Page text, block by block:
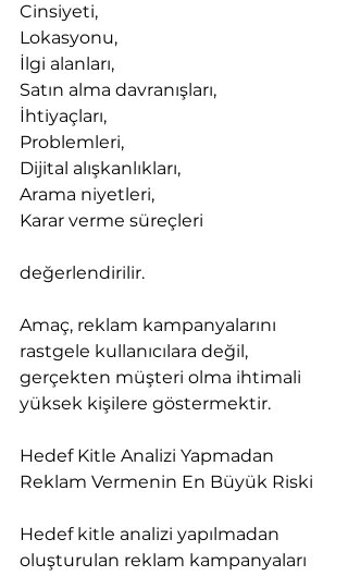
Cinsiyeti,
Lokasyonu,
İlgi alanları,
Satın alma davranışları,
İhtiyaçları,
Problemleri,
Dijital alışkanlıkları,
Arama niyetleri,
Karar verme süreçleri
değerlendirilir.
Amaç, reklam kampanyalarını
rastgele kullanıcılara değil,
gerçekten müşteri olma ihtimali
yüksek kişilere göstermektir.
Hedef Kitle Analizi Yapmadan
Reklam Vermenin En Büyük Riski
Hedef kitle analizi yapılmadan
oluşturulan reklam kampanyaları